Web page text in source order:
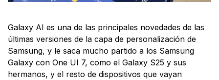
Galaxy AI es una de las principales novedades de las
últimas versiones de la capa de personalización de
Samsung, y le saca mucho partido a los Samsung
Galaxy con One UI 7, como el Galaxy S25 y sus
hermanos, y el resto de dispositivos que vayan